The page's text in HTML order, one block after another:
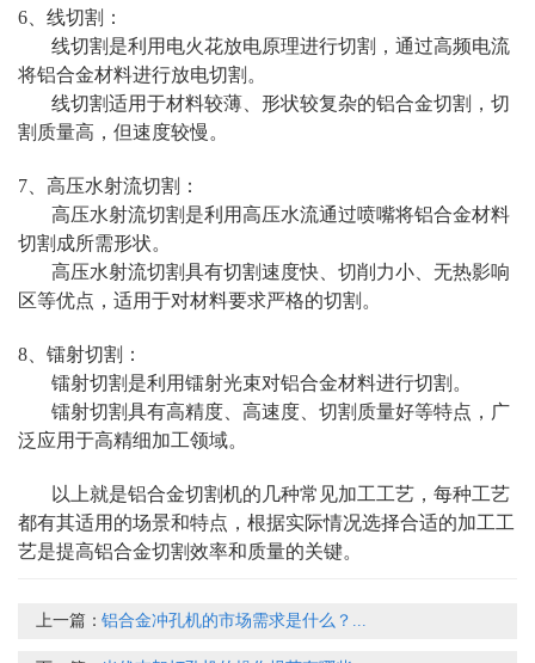
6、线切割：
线切割是利用电火花放电原理进行切割，通过高频电流
将铝合金材料进行放电切割。
线切割适用于材料较薄、形状较复杂的铝合金切割，切
割质量高，但速度较慢。
7、高压水射流切割：
高压水射流切割是利用高压水流通过喷嘴将铝合金材料
切割成所需形状。
高压水射流切割具有切割速度快、切削力小、无热影响
区等优点，适用于对材料要求严格的切割。
8、镭射切割：
镭射切割是利用镭射光束对铝合金材料进行切割。
镭射切割具有高精度、高速度、切割质量好等特点，广
泛应用于高精细加工领域。
以上就是铝合金切割机的几种常见加工工艺，每种工艺
都有其适用的场景和特点，根据实际情况选择合适的加工工
艺是提高铝合金切割效率和质量的关键。
上一篇：铝合金冲孔机的市场需求是什么？...